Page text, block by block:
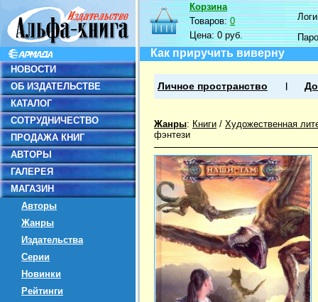
НОВОСТИ
ОБ ИЗДАТЕЛЬСТВЕ
КАТАЛОГ
СОТРУДНИЧЕСТВО
ПРОДАЖА КНИГ
АВТОРЫ
ГАЛЕРЕЯ
МАГАЗИН
Авторы
Жанры
Издательства
Серии
Новинки
Рейтинги
Корзина
Товаров:0
Цена:0 руб.
Как приручить виверну
Личное пространство
Жанры: Книги / Художественная
фэнтези